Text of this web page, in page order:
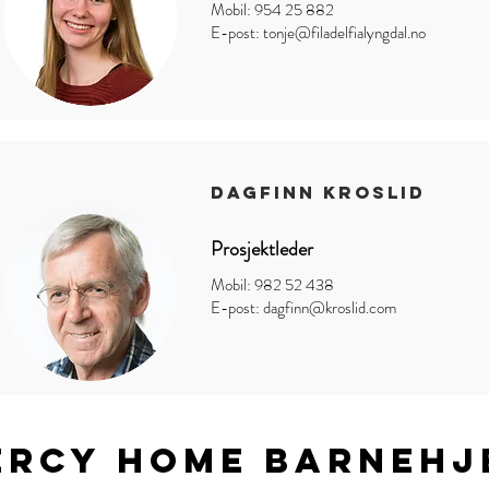
Mobil: 954 25 882
E-post:tonje@filadelfialyngdal.no
Dagfinn Kroslid
Prosjektleder
Mobil: 982 52 438
E-post:dagfinn@kroslid.com
Home